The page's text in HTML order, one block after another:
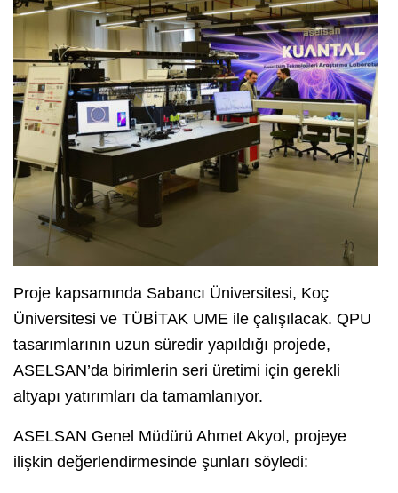
Proje kapsamında Sabancı Üniversitesi, Koç
Üniversitesi ve TÜBİTAK UME ile çalışılacak. QPU
tasarımlarının uzun süredir yapıldığı projede,
ASELSAN’da birimlerin seri üretimi için gerekli
altyapı yatırımları da tamamlanıyor.
ASELSAN Genel Müdürü Ahmet Akyol, projeye
ilişkin değerlendirmesinde şunları söyledi: